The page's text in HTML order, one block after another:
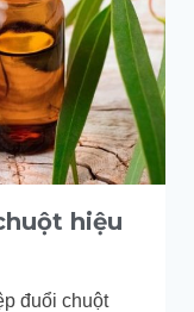
hiệu
đuổi chuột